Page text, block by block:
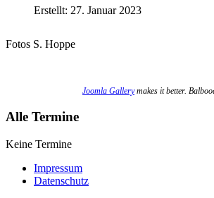
Erstellt: 27. Januar 2023
Fotos S. Hoppe
Joomla Gallerymakes it better.
Alle Termine
Keine Termine
Impressum
Datenschutz